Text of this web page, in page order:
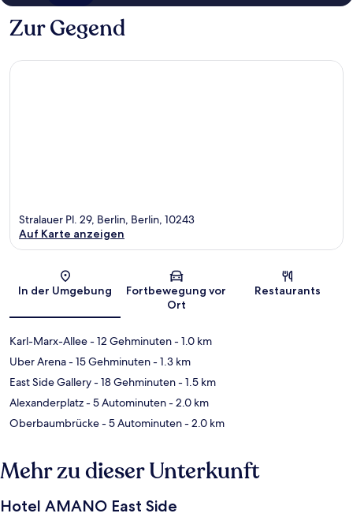
Zur Gegend
Karte
Stralauer Pl. 29, Berlin, Berlin, 10243
Auf Karte anzeigen
In der Umgebung
Fortbewegung vor
Ort
Restaurants
Karl-Marx-Allee- 12 Gehminuten- 1.0 km
Uber Arena- 15 Gehminuten- 1.3 km
East Side Gallery- 18 Gehminuten- 1.5 km
Alexanderplatz- 5 Autominuten- 2.0 km
Oberbaumbrücke- 5 Autominuten- 2.0 km
Mehr zu dieser Unterkunft
Hotel AMANO East Side